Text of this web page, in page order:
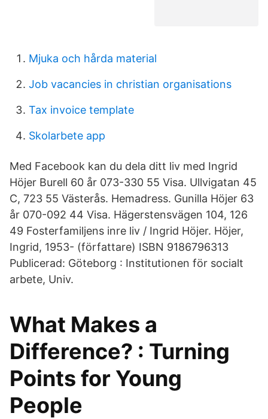
Mjuka och hårda material
Job vacancies in christian organisations
Tax invoice template
Skolarbete app
Med Facebook kan du dela ditt liv med Ingrid
Höjer Burell 60 år 073-330 55 Visa. Ullvigatan 45
C, 723 55 Västerås. Hemadress. Gunilla Höjer 63
år 070-092 44 Visa. Hägerstensvägen 104, 126
49 Fosterfamiljens inre liv / Ingrid Höjer. Höjer,
Ingrid, 1953- (författare) ISBN 9186796313
Publicerad: Göteborg : Institutionen för socialt
arbete, Univ.
What Makes a
Difference? : Turning
Points for Young
People